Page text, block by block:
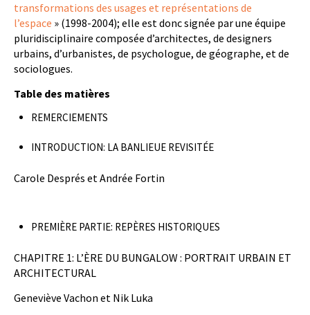
transformations des usages et représentations de
l’espace » (1998-2004); elle est donc signée par une équipe
pluridisciplinaire composée d’architectes, de designers
urbains, d’urbanistes, de psychologue, de géographe, et de
sociologues.
Table des matières
REMERCIEMENTS
INTRODUCTION: LA BANLIEUE REVISITÉE
Carole Després et Andrée Fortin
PREMIÈRE PARTIE: REPÈRES HISTORIQUES
CHAPITRE 1: L’ÈRE DU BUNGALOW : PORTRAIT URBAIN ET
ARCHITECTURAL
Geneviève Vachon et Nik Luka